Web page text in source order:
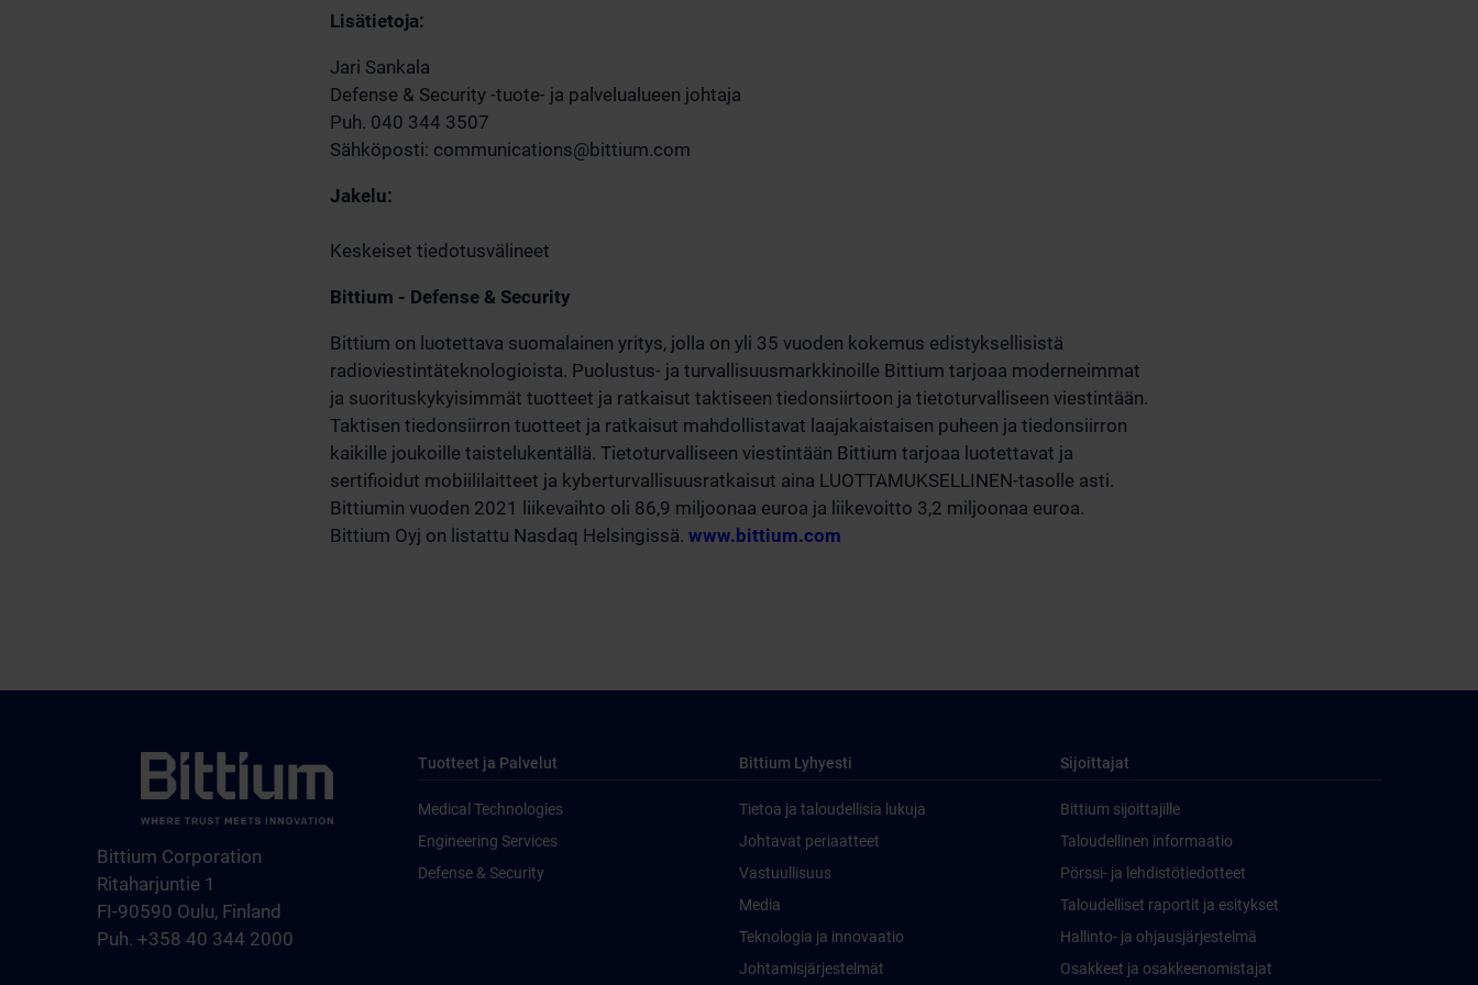
Lisätietoja:
Jari Sankala
Defense & Security -tuote- ja palvelualueen johtaja
Puh. 040 344 3507
Sähköposti: communications@bittium.com
Jakelu:
Keskeiset tiedotusvälineet
Bittium - Defense & Security
Bittium on luotettava suomalainen yritys, jolla on yli 35 vuoden kokemus edistyksellisistä
radioviestintäteknologioista. Puolustus- ja turvallisuusmarkkinoille Bittium tarjoaa moderneimmat
ja suorituskykyisimmät tuotteet ja ratkaisut taktiseen tiedonsiirtoon ja tietoturvalliseen viestintään.
Taktisen tiedonsiirron tuotteet ja ratkaisut mahdollistavat laajakaistaisen puheen ja tiedonsiirron
kaikille joukoille taistelukentällä. Tietoturvalliseen viestintään Bittium tarjoaa luotettavat ja
sertifioidut mobiililaitteet ja kyberturvallisuusratkaisut aina LUOTTAMUKSELLINEN-tasolle asti.
Bittiumin vuoden 2021 liikevaihto oli 86,9 miljoonaa euroa ja liikevoitto 3,2 miljoonaa euroa.
Bittium Oyj on listattu Nasdaq Helsingissä. www.bittium.com
Bittium Corporation
Ritaharjuntie 1
FI-90590 Oulu, Finland
Puh. +358 40 344 2000
Tuotteet ja Palvelut
Medical Technologies
Engineering Services
Defense & Security
Bittium Lyhyesti
Tietoa ja taloudellisia lukuja
Johtavat periaatteet
Vastuullisuus
Media
Teknologia ja innovaatio
Johtamisjärjestelmät
Sijoittajat
Bittium sijoittajille
Taloudellinen informaatio
Pörssi- ja lehdistötiedotteet
Taloudelliset raportit ja esitykset
Hallinto- ja ohjausjärjestelmä
Osakkeet ja osakkeenomistajat